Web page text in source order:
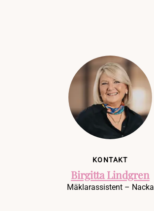
KONTAKT
Birgitta Lindgren
Mäklarassistent – Nacka